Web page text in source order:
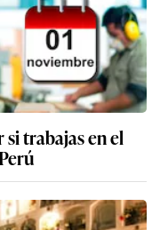
si trabajas en el